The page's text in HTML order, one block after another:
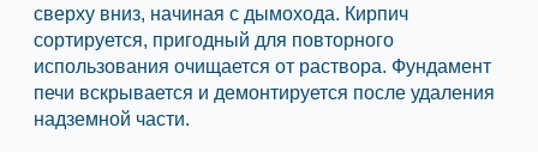
сверху вниз, начиная с дымохода. Кирпич
сортируется, пригодный для повторного
использования очищается от раствора. Фундамент
печи вскрывается и демонтируется после удаления
надземной части.